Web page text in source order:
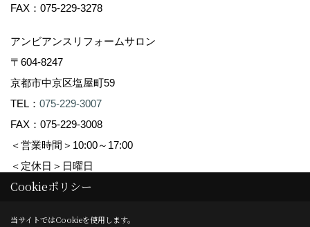
FAX：075-229-3278
アンビアンスリフォームサロン
〒604-8247
京都市中京区塩屋町59
TEL： 075-229-3007
FAX：075-229-3008
＜営業時間＞10:00～17:00
＜定休日＞日曜日
Copyright (c) Ambiance Co.,Ltd. All Rights Reserved.
Cookieポリシー
当サイトではCookieを使用します。